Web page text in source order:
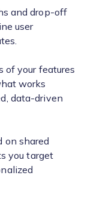
and drop-off
user
of your features
works
data-driven
on shared
you target